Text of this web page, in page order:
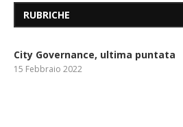
RUBRICHE
City Governance, ultima puntata
15 Febbraio 2022